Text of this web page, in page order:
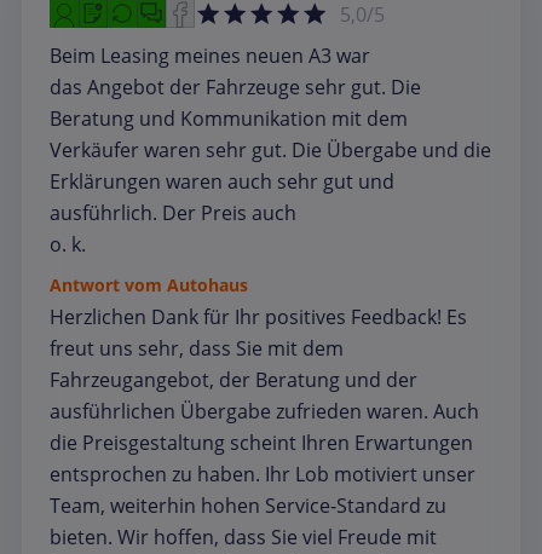
5,0/5
Beim Leasing meines neuen A3 war
das Angebot der Fahrzeuge sehr gut. Die
Beratung und Kommunikation mit dem
Verkäufer waren sehr gut. Die Übergabe und die
Erklärungen waren auch sehr gut und
ausführlich. Der Preis auch
o. k.
Antwort vom Autohaus
Herzlichen Dank für Ihr positives Feedback! Es
freut uns sehr, dass Sie mit dem
Fahrzeugangebot, der Beratung und der
ausführlichen Übergabe zufrieden waren. Auch
die Preisgestaltung scheint Ihren Erwartungen
entsprochen zu haben. Ihr Lob motiviert unser
Team, weiterhin hohen Service‑Standard zu
bieten. Wir hoffen, dass Sie viel Freude mit